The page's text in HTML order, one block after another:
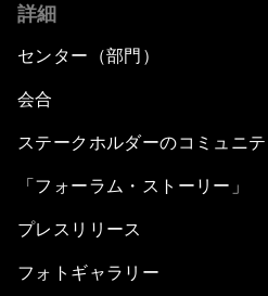
詳細
センター（部門）
会合
ステークホルダーのコミュニテ
「フォーラム・ストーリー」
プレスリリース
フォトギャラリー